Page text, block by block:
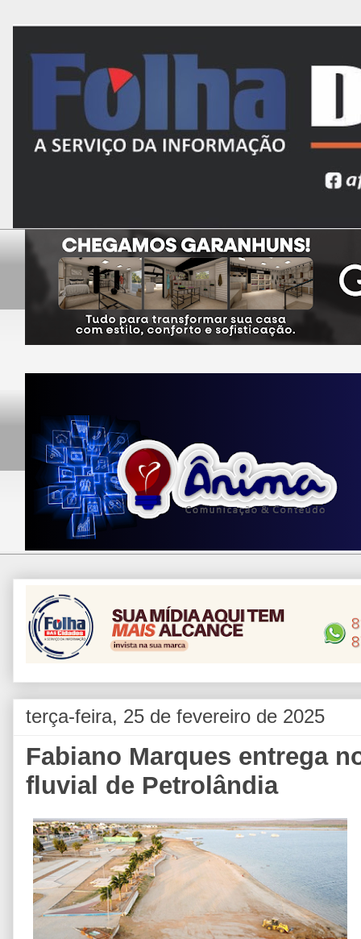
terça-feira, 25 de fevereiro de 2025
Fabiano Marques entrega
fluvial de Petrolândia